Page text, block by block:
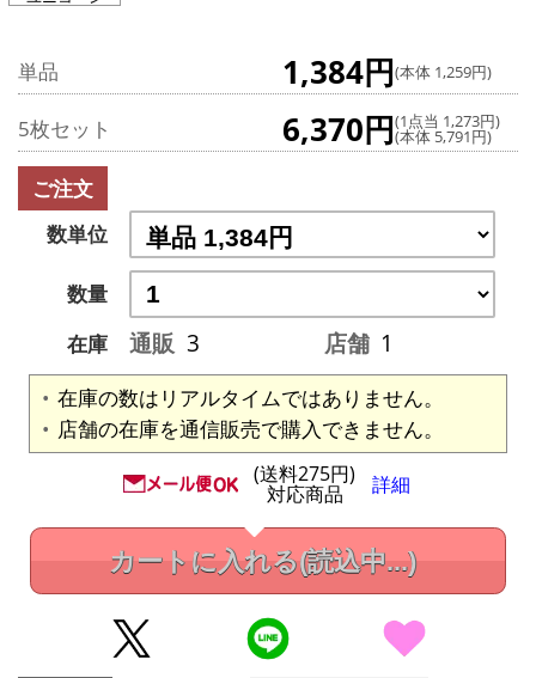
単品 1,384円(本体 1,259円)
5枚セット 6,370円(1点当 1,273円)
(本体 5,791円)
ご注文
数単位
数量
在庫
通販 3 店舗 1
在庫の数はリアルタイムではありません。
店舗の在庫を通信販売で購入できません。
(送料275円)
対応商品 詳細
カートに入れる(読込中...)